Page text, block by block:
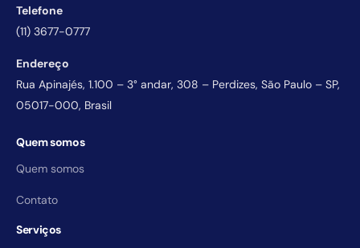
Telefone
(11) 3677-0777
Endereço
Rua Apinajés, 1.100 – 3° andar, 308 – Perdizes, São Paulo – SP,
05017-000, Brasil
Quem somos
Quem somos
Contato
Serviços